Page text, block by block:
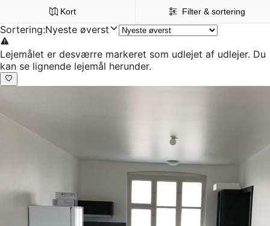
Kort Filter & sortering
Sortering:Nyeste øverst
Lejemålet er desværre markeret som udlejet af udlejer. Du
kan se lignende lejemål herunder.